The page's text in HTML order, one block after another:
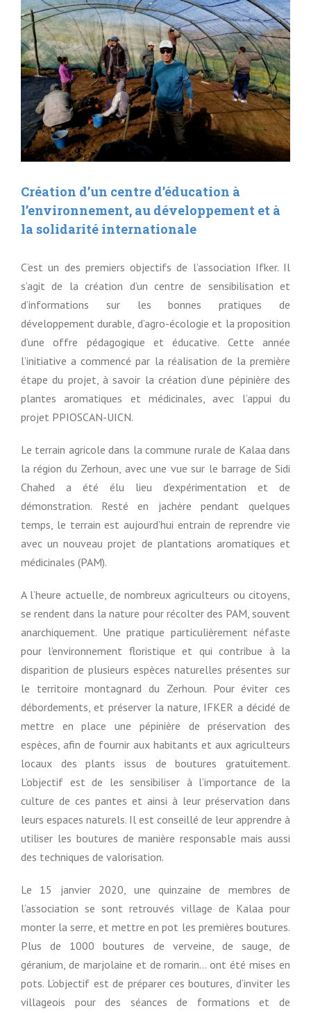
agrandie
Création d’un centre d’éducation à
l’environnement, au développement et à
la solidarité internationale
C’est un des premiers objectifs de l’association Ifker. Il
s’agit de la création d’un centre de sensibilisation et
d’informations sur les bonnes pratiques de
développement durable, d’agro-écologie et la proposition
d’une offre pédagogique et éducative. Cette année
l’initiative a commencé par la réalisation de la première
étape du projet, à savoir la création d’une pépinière des
plantes aromatiques et médicinales, avec l’appui du
projet PPIOSCAN-UICN.
Le terrain agricole dans la commune rurale de Kalaa dans
la région du Zerhoun, avec une vue sur le barrage de Sidi
Chahed a été élu lieu d’expérimentation et de
démonstration. Resté en jachère pendant quelques
temps, le terrain est aujourd’hui entrain de reprendre vie
avec un nouveau projet de plantations aromatiques et
médicinales (PAM).
A l’heure actuelle, de nombreux agriculteurs ou citoyens,
se rendent dans la nature pour récolter des PAM, souvent
anarchiquement. Une pratique particulièrement néfaste
pour l’environnement floristique et qui contribue à la
disparition de plusieurs espèces naturelles présentes sur
le territoire montagnard du Zerhoun. Pour éviter ces
débordements, et préserver la nature, IFKER a décidé de
mettre en place une pépinière de préservation des
espèces, afin de fournir aux habitants et aux agriculteurs
locaux des plants issus de boutures gratuitement.
L’objectif est de les sensibiliser à l’importance de la
culture de ces pantes et ainsi à leur préservation dans
leurs espaces naturels. Il est conseillé de leur apprendre à
utiliser les boutures de manière responsable mais aussi
des techniques de valorisation.
Le 15 janvier 2020, une quinzaine de membres de
l’association se sont retrouvés village de Kalaa pour
monter la serre, et mettre en pot les premières boutures.
Plus de 1000 boutures de verveine, de sauge, de
géranium, de marjolaine et de romarin… ont été mises en
pots. L’objectif est de préparer ces boutures, d’inviter les
villageois pour des séances de formations et de